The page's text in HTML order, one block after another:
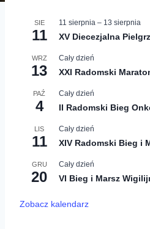
SIE
11
11 sierpnia – 13 sierpnia
XV Diecezjalna
WRZ
13
Cały dzień
XXI Radomski
PAŹ
4
Cały dzień
II Radomski Bieg
LIS
11
Cały dzień
XIV Radomski Bieg i
GRU
20
Cały dzień
VI Bieg i Marsz
Zobacz kalendarz